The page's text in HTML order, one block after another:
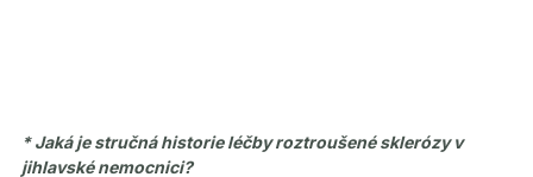
* Jaká je stručná historie léčbyroztroušené sklerózy v
jihlavské nemocnici?